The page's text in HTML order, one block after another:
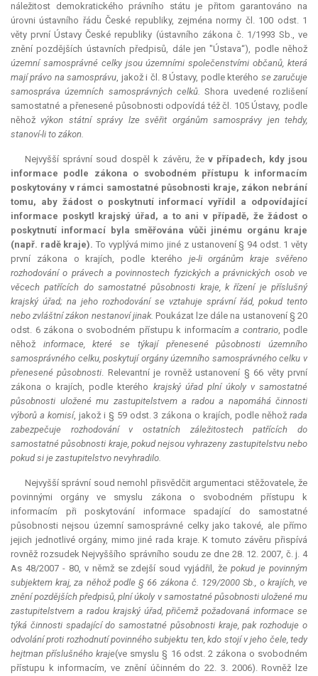
náležitost demokratického právního státu je přitom garantováno na
úrovni ústavního řádu České republiky, zejména normy čl. 100 odst. 1
věty první Ústavy České republiky (ústavního zákona č. 1/1993 Sb., ve
znění pozdějších ústavních předpisů, dále jen "Ústava“), podle něhož
územní samosprávné celky jsou územními společenstvími občanů, která
mají právo na samosprávu, jakož i čl. 8 Ústavy, podle kterého se zaručuje
samospráva územních samosprávných celků. Shora uvedené rozlišení
samostatné a přenesené působnosti odpovídá též čl. 105 Ústavy, podle
něhožvýkon státní správy lze svěřit orgánům samosprávy jen tehdy,
stanoví-li to zákon.
Nejvyšší správní soud dospěl k závěru, že v případech, kdy jsou
informace podle zákona o svobodném přístupu k informacím
poskytovány v rámci samostatné působnosti kraje, zákon nebrání
tomu, aby žádost o poskytnutí informací vyřídil a odpovídající
informace poskytl krajský úřad, a to ani v případě, že žádost o
poskytnutí informací byla směřována vůči jinému orgánu kraje
(např. radě kraje). To vyplývá mimo jiné z ustanovení § 94 odst. 1 věty
první zákona o krajích, podle kterého je-li orgánům kraje svěřeno
rozhodování o právech a povinnostech fyzických a právnických osob ve
věcech patřících do samostatné působnosti kraje, k řízení je příslušný
krajský úřad; na jeho rozhodování se vztahuje správní řád, pokud tento
nebo zvláštní zákon nestanoví jinak. Poukázat lze dále na ustanovení § 20
odst. 6 zákona o svobodném přístupu k informacím a contrario, podle
něhož informace, které se týkají přenesené působnosti územního
samosprávného celku, poskytují orgány územního samosprávného celku v
přenesené působnosti. Relevantníje rovněž ustanovení § 66 věty první
zákona o krajích, podle kterého krajský úřad plní úkoly v samostatné
působnosti uložené mu zastupitelstvem a radou a napomáhá činnosti
výborů a komisí, jakož i § 59 odst. 3 zákona o krajích, podle něhožrada
zabezpečuje rozhodování v ostatních záležitostech patřících do
samostatné působnosti kraje, pokud nejsou vyhrazeny zastupitelstvu nebo
pokud si je zastupitelstvo nevyhradilo.
Nejvyšší správní soud nemohl přisvědčit argumentaci stěžovatele, že
povinnými orgány ve smyslu zákona o svobodném přístupu k
informacím při poskytování informace spadající do samostatné
působnosti nejsou územní samosprávné celky jako takové, ale přímo
jejich jednotlivé orgány, mimo jiné rada kraje. K tomuto závěru přispívá
rovněž rozsudek Nejvyššího správního soudu ze dne 28. 12. 2007, č. j. 4
As 48/2007 - 80, v němž se zdejší soud vyjádřil, žepokud je povinným
subjektem kraj, za něhož podle § 66 zákona č. 129/2000 Sb., o krajích, ve
znění pozdějších předpisů, plní úkoly v samostatné působnosti uložené mu
zastupitelstvem a radou krajský úřad, přičemž požadovaná informace se
týká činnosti spadající do samostatné působnosti kraje, pak rozhoduje o
odvolání proti rozhodnutí povinného subjektu ten, kdo stojí v jeho čele, tedy
hejtman příslušného kraje(ve smyslu § 16 odst. 2 zákona o svobodném
přístupu k informacím, ve znění účinném do 22. 3. 2006). Rovněž lze